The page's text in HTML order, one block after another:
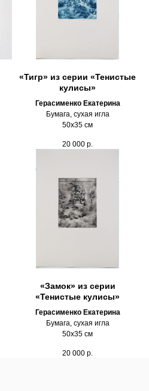
«Тигр» из серии «Тенистые
кулисы»
Герасименко Екатерина
Бумага, сухая игла
50х35 см
20 000 р.
«Замок» из серии
«Тенистые кулисы»
Герасименко Екатерина
Бумага, сухая игла
50х35 см
20 000 р.